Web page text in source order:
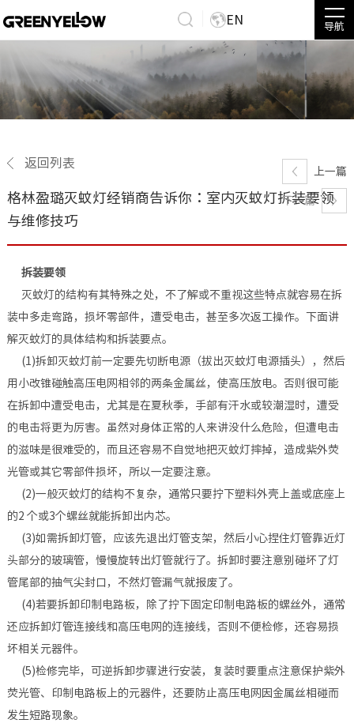
EN
导航
返回列表
格林盈璐灭蚊灯经销商告诉你：室内灭蚊灯拆装要领
与维修技巧
上一篇
下一篇
拆装要领
灭 蚊灯的结构有其特殊之处，不了解或不重视这些特点就容易在拆
装中多走弯路，损坏零部件，遭受电击，甚至多次返工操作。下面讲
解灭蚊灯的具体结构和拆装要点。
(1)拆卸灭蚊灯前一定要先切断电源（拔出灭蚊灯电源插头），然后
用小改锥碰触高压电网相邻的两条金属丝，使高压放电。否则很可能
在拆卸中遭受电击，尤其是在夏秋季，手部有汗水或较潮湿时，遭受
的电击将更为厉害。虽然对身体正常的人来讲没什么危险，但遭电击
的滋味是很难受的，而且还容易不自觉地把灭蚊灯摔掉，造成紫外荧
光管或其它零部件损坏，所以一定要注意。
(2)一般灭蚊灯的结构不复杂，通常只要拧下塑料外壳上盖或底座上
的2 个或3个螺丝就能拆卸出内芯。
(3)如需拆卸灯管，应该先退出灯管支架，然后小心捏住灯管靠近灯
头部分的玻璃管，慢慢旋转出灯管就行了。拆卸时要注意别碰坏了灯
管尾部的抽气尖封口，不然灯管漏气就报废了。
(4)若要拆卸印制电路板，除了拧下固定印制电路板的螺丝外，通常
还应拆卸灯管连接线和高压电网的连接线，否则不便检修，还容易损
坏相关元器件。
(5)检修完毕，可逆拆卸步骤进行安装，复装时要重点注意保护紫外
荧光管、印制电路板上的元器件，还要防止高压电网因金属丝相碰而
发生短路现象。